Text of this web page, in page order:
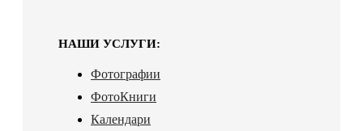
НАШИ УСЛУГИ:
Фотографии
ФотоКниги
Календари